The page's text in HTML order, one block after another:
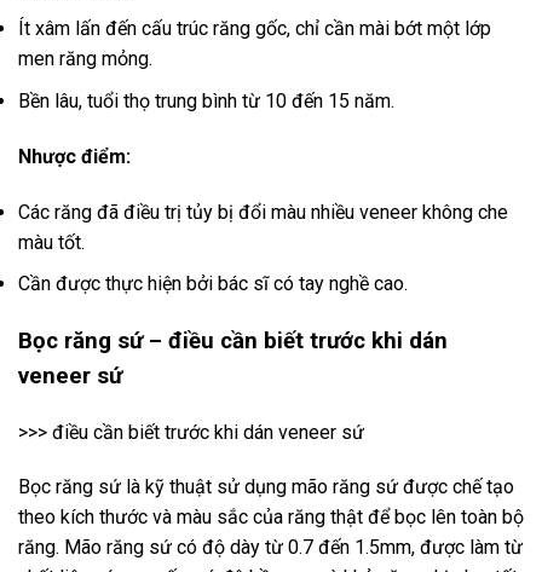
Ít xâm lấn đến cấu trúc răng gốc, chỉ cần mài bớt một lớp
men răng mỏng.
Bền lâu, tuổi thọ trung bình từ 10 đến 15 năm.
Nhược điểm:
Các răng đã điều trị tủy bị đổi màu nhiều veneer không che
màu tốt.
Cần được thực hiện bởi bác sĩ có tay nghề cao.
Bọc răng sứ – điều cần biết trước khi dán
veneer sứ
>>> điều cần biết trước khi dán veneer sứ
Bọc răng sứ là kỹ thuật sử dụng mão răng sứ được chế tạo
theo kích thước và màu sắc của răng thật để bọc lên toàn bộ
răng. Mão răng sứ có độ dày từ 0.7 đến 1.5mm, được làm từ